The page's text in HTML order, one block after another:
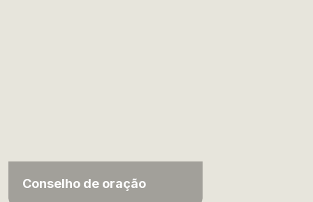
Conselho de oração